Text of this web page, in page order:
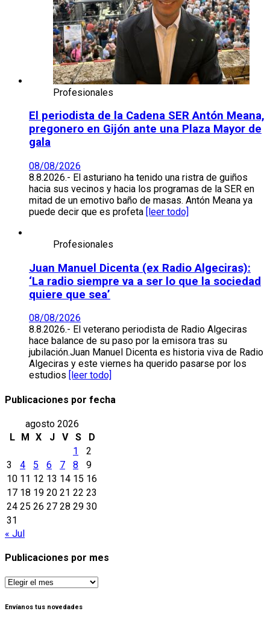
Profesionales
El periodista de la Cadena SER Antón Meana,
pregonero en Gijón ante una Plaza Mayor de
gala
08/08/2026
8.8.2026.- El asturiano ha tenido una ristra de guiños
hacia sus vecinos y hacia los programas de la SER en
mitad de un emotivo baño de masas. Antón Meana ya
puede decir que es profeta [leer todo]
Profesionales
Juan Manuel Dicenta (ex Radio Algeciras):
‘La radio siempre va a ser lo que la sociedad
quiere que sea’
08/08/2026
8.8.2026.- El veterano periodista de Radio Algeciras
hace balance de su paso por la emisora tras su
jubilación.Juan Manuel Dicenta es historia viva de Radio
Algeciras y este viernes ha querido pasarse por los
estudios
[leer todo]
Publicaciones por fecha
agosto 2026
L
M X J V S
D
1
2
3
4 5 6 7 8
9
10 11 12 13 14 15 16
17 18 19 20 21 22 23
24 25 26 27 28 29 30
31
« Jul
Publicaciones por mes
Publicaciones
mes
Envíanos tus novedades